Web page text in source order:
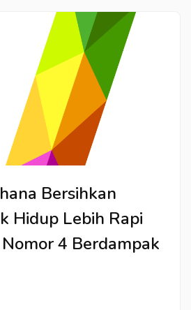
Bersihkan
Hidup Lebih Rapi
4 Berdampak